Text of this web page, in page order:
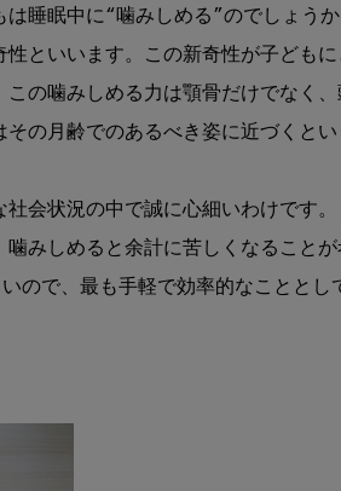
睡眠中に“噛みしめる”のでしょうか
といいます。この新奇性が子ども
の噛みしめる力は顎骨だけでなく
の月齢でのあるべき姿に近づくと
会状況の中で誠に心細いわけです
みしめると余計に苦しくなること
ので、最も手軽で効率的なこととし